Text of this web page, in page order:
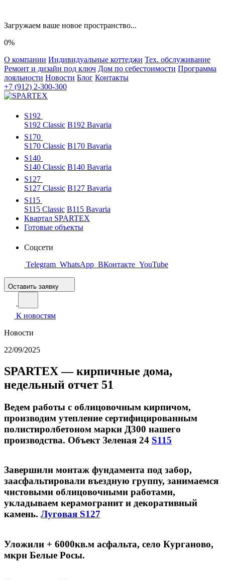
Загружаем ваше новое пространство...
0%
О компании Индивидуальные коттеджи Тех. обслуживание
Ремонт и дизайн под ключ Дом по себестоимости Программа
лояльности Новости Блог Контакты
+7 (912) 2-300-300
S192
S192 Classic B192 Bavaria
S170
S170 Classic B170 Bavaria
S140
S140 Classic B140 Bavaria
S127
S127 Classic B127 Bavaria
S115
S115 Classic B115 Bavaria
Квартал SPARTEX
Готовые объекты
Соцсети
Telegram WhatsApp ВКонтакте YouTube
Оставить заявку
К новостям
Новости
22/09/2025
SPARTEX — кирпичные дома,
недельный отчет 51
Ведем работы с облицовочным кирпичом,
производим утепление сертифицированным
полистиролбетоном марки Д300 нашего
производства. Объект Зеленая 24 S115
Завершили монтаж фундамента под забор,
заасфальтировали въездную группу, занимаемся
чистовыми облицовочными работами,
укладываем керамогранит и декоративный
камень. Луговая S127
Уложили + 6000кв.м асфальта, село Курганово,
мкрн Белые Росы.